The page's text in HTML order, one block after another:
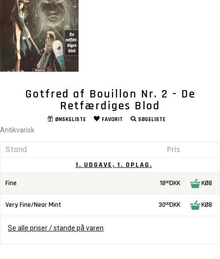
Gotfred af Bouillon Nr. 2 - De
Retfærdiges Blod
ØNSKELISTE FAVORIT SØGELISTE
Antikvarisk
Stand Pris
1. UDGAVE, 1. OPLAG.
Fine 1800DKK KØB
Very Fine/Near Mint 3000DKK KØB
Se alle priser / stande på varen